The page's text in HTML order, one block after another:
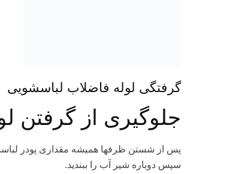
گرفتگی لوله فاضلاب لباسشویی
جلوگیری از گرفتن
سپس دوباره شیر آب را ببندید.